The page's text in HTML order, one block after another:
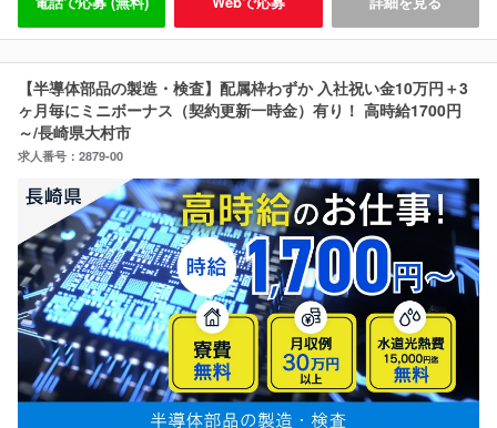
【半導体部品の製造・検査】配属枠わずか 入社祝い金10万円＋3
ヶ月毎にミニボーナス（契約更新一時金）有り！ 高時給1700円
～/長崎県大村市
求人番号：2879-00